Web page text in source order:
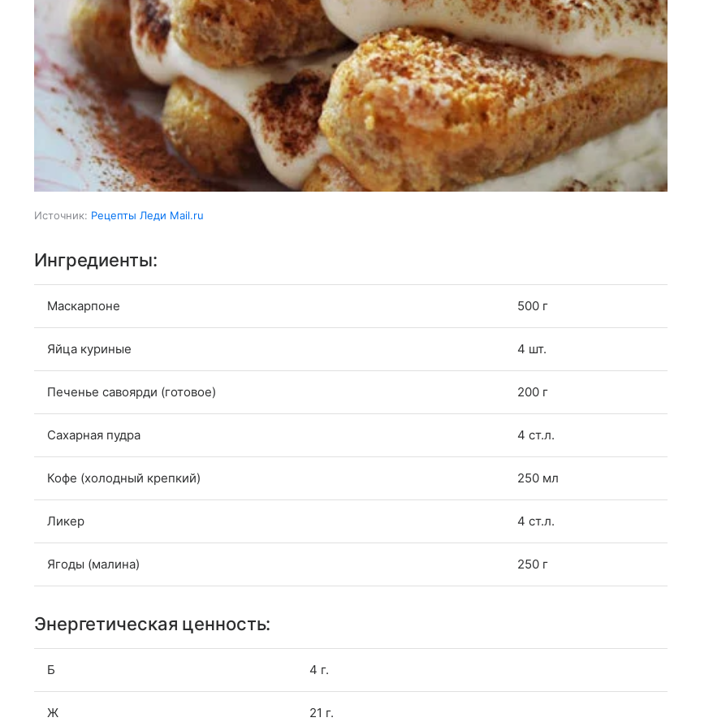
Источник: Рецепты Леди Mail.ru
Ингредиенты:
Маскарпоне 500 г
Яйца куриные 4 шт.
Печенье cавоярди (готовое) 200 г
Сахарная пудра 4 ст.л.
Кофе (холодный крепкий) 250 мл
Ликер 4 ст.л.
Ягоды (малина) 250 г
Энергетическая ценность:
Б 4 г.
Ж 21 г.